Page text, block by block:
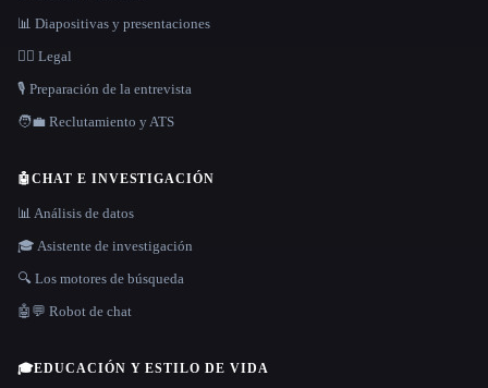
📊 Diapositivas y presentaciones
👩‍⚖️ Legal
🎙️ Preparación de la entrevista
🧑‍💼 Reclutamiento y ATS
🤖CHAT E INVESTIGACIÓN
📊 Análisis de datos
🎓 Asistente de investigación
🔍 Los motores de búsqueda
🤖💬 Robot de chat
🎓EDUCACIÓN Y ESTILO DE VIDA